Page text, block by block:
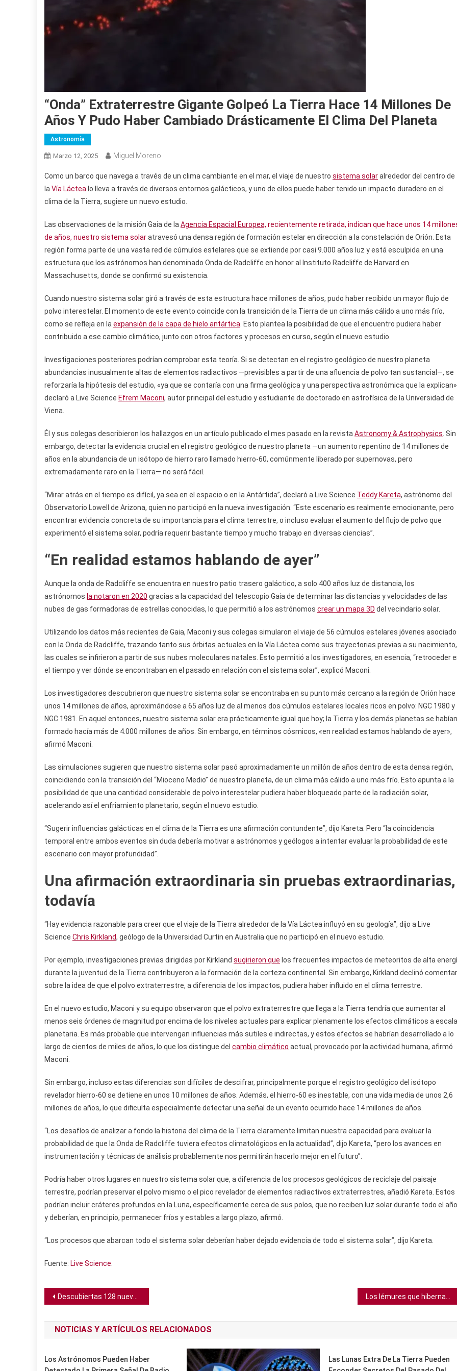
“Onda” Extraterrestre Gigante Golpeó La Tierra Hace 14 Millones De
Años Y Pudo Haber Cambiado Drásticamente El Clima Del Planeta
Astronomía
Marzo 12, 2025 Miguel Moreno
Como un barco que navega a través de un clima cambiante en el mar, el viaje de nuestro sistema solaralrededor del centro de
la Vía Láctea lo lleva a través de diversos entornos galácticos, y uno de ellos puede haber tenido un impacto duradero en el
clima de la Tierra, sugiere un nuevo estudio.
Las observaciones de la misión Gaia de la Agencia Espacial Europea, recientemente retirada, indican que hace unos 14
de años, nuestro sistema solaratravesó una densa región de formación estelar en dirección a la constelación de Orión. Esta
región forma parte de una vasta red de cúmulos estelares que se extiende por casi 9.000 años luz y está esculpida en una
estructura que los astrónomos han denominado Onda de Radcliffe en honor al Instituto Radcliffe de Harvard en
Massachusetts, donde se confirmó su existencia.
Cuando nuestro sistema solar giró a través de esta estructura hace millones de años, pudo haber recibido un mayor flujo de
polvo interestelar. El momento de este evento coincide con la transición de la Tierra de un clima más cálido a uno más frío,
como se refleja en la expansión de la capa de hielo antártica . Esto plantea la posibilidad de que el encuentro pudiera haber
contribuido a ese cambio climático, junto con otros factores y procesos en curso, según el nuevo estudio.
Investigaciones posteriores podrían comprobar esta teoría. Si se detectan en el registro geológico de nuestro planeta
abundancias inusualmente altas de elementos radiactivos —previsibles a partir de una afluencia de polvo tan sustancial—, se
reforzaría la hipótesis del estudio, «ya que se contaría con una firma geológica y una perspectiva astronómica que la
declaró a Live Science Efrem Maconi, autor principal del estudio y estudiante de doctorado en astrofísica de la Universidad de
Viena.
Él y sus colegas describieron los hallazgos en un artículo publicado el mes pasado en la revista Astronomy & Astrophysics . Sin
embargo, detectar la evidencia crucial en el registro geológico de nuestro planeta —un aumento repentino de 14 millones de
años en la abundancia de un isótopo de hierro raro llamado hierro-60, comúnmente liberado por supernovas, pero
extremadamente raro en la Tierra— no será fácil.
“Mirar atrás en el tiempo es difícil, ya sea en el espacio o en la Antártida”, declaró a Live Science Teddy Kareta, astrónomo del
Observatorio Lowell de Arizona, quien no participó en la nueva investigación. “Este escenario es realmente emocionante, pero
encontrar evidencia concreta de su importancia para el clima terrestre, o incluso evaluar el aumento del flujo de polvo que
experimentó el sistema solar, podría requerir bastante tiempo y mucho trabajo en diversas ciencias”.
“En realidad estamos hablando de ayer”
Aunque la onda de Radcliffe se encuentra en nuestro patio trasero galáctico, a solo 400 años luz de distancia, los
astrónomos la notaron en 2020 gracias a la capacidad del telescopio Gaia de determinar las distancias y velocidades de las
nubes de gas formadoras de estrellas conocidas, lo que permitió a los astrónomos crear un mapa 3D del vecindario solar.
Utilizando los datos más recientes de Gaia, Maconi y sus colegas simularon el viaje de 56 cúmulos estelares jóvenes
con la Onda de Radcliffe, trazando tanto sus órbitas actuales en la Vía Láctea como sus trayectorias previas a su nacimiento,
las cuales se infirieron a partir de sus nubes moleculares natales. Esto permitió a los investigadores, en esencia, “retroceder
el tiempo y ver dónde se encontraban en el pasado en relación con el sistema solar”, explicó Maconi.
Los investigadores descubrieron que nuestro sistema solar se encontraba en su punto más cercano a la región de Orión hace
unos 14 millones de años, aproximándose a 65 años luz de al menos dos cúmulos estelares locales ricos en polvo: NGC 1980 y
NGC 1981. En aquel entonces, nuestro sistema solar era prácticamente igual que hoy; la Tierra y los demás planetas se habían
formado hacía más de 4.000 millones de años. Sin embargo, en términos cósmicos, «en realidad estamos hablando de ayer»,
afirmó Maconi.
Las simulaciones sugieren que nuestro sistema solar pasó aproximadamente un millón de años dentro de esta densa región,
coincidiendo con la transición del “Mioceno Medio” de nuestro planeta, de un clima más cálido a uno más frío. Esto apunta a la
posibilidad de que una cantidad considerable de polvo interestelar pudiera haber bloqueado parte de la radiación solar,
acelerando así el enfriamiento planetario, según el nuevo estudio.
“Sugerir influencias galácticas en el clima de la Tierra es una afirmación contundente”, dijo Kareta. Pero “la coincidencia
temporal entre ambos eventos sin duda debería motivar a astrónomos y geólogos a intentar evaluar la probabilidad de este
escenario con mayor profundidad”.
Una afirmación extraordinaria sin pruebas extraordinarias,
todavía
“Hay evidencia razonable para creer que el viaje de la Tierra alrededor de la Vía Láctea influyó en su geología”, dijo a Live
Science Chris Kirkland, geólogo de la Universidad Curtin en Australia que no participó en el nuevo estudio.
Por ejemplo, investigaciones previas dirigidas por Kirkland sugirieron que los frecuentes impactos de meteoritos de alta
durante la juventud de la Tierra contribuyeron a la formación de la corteza continental. Sin embargo, Kirkland declinó comentar
sobre la idea de que el polvo extraterrestre, a diferencia de los impactos, pudiera haber influido en el clima terrestre.
En el nuevo estudio, Maconi y su equipo observaron que el polvo extraterrestre que llega a la Tierra tendría que aumentar al
menos seis órdenes de magnitud por encima de los niveles actuales para explicar plenamente los efectos climáticos a escala
planetaria. Es más probable que intervengan influencias más sutiles e indirectas, y estos efectos se habrían desarrollado a lo
largo de cientos de miles de años, lo que los distingue del cambio climático actual, provocado por la actividad humana, afirmó
Maconi.
Sin embargo, incluso estas diferencias son difíciles de descifrar, principalmente porque el registro geológico del isótopo
revelador hierro-60 se detiene en unos 10 millones de años. Además, el hierro-60 es inestable, con una vida media de unos 2,6
millones de años, lo que dificulta especialmente detectar una señal de un evento ocurrido hace 14 millones de años.
“Los desafíos de analizar a fondo la historia del clima de la Tierra claramente limitan nuestra capacidad para evaluar la
probabilidad de que la Onda de Radcliffe tuviera efectos climatológicos en la actualidad”, dijo Kareta, “pero los avances en
instrumentación y técnicas de análisis probablemente nos permitirán hacerlo mejor en el futuro”.
Podría haber otros lugares en nuestro sistema solar que, a diferencia de los procesos geológicos de reciclaje del paisaje
terrestre, podrían preservar el polvo mismo o el pico revelador de elementos radiactivos extraterrestres, añadió Kareta. Estos
podrían incluir cráteres profundos en la Luna, específicamente cerca de sus polos, que no reciben luz solar durante todo el año
y deberían, en principio, permanecer fríos y estables a largo plazo, afirmó.
“Los procesos que abarcan todo el sistema solar deberían haber dejado evidencia de todo el sistema solar”, dijo Kareta.
Fuente: Live Science
Navegación
de
entradas
Descubiertas 128 nuevas lunas orbitando Saturno en asombroso hallazgo
NOTICIAS Y ARTÍCULOS RELACIONADOS
Los Astrónomos Pueden Haber
Las Lunas Extra De La Tierra Pueden